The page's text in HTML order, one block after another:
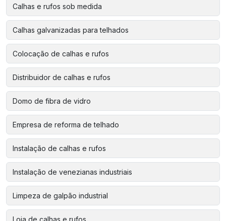
Calhas e rufos sob medida
Calhas galvanizadas para telhados
Colocação de calhas e rufos
Distribuidor de calhas e rufos
Domo de fibra de vidro
Empresa de reforma de telhado
Instalação de calhas e rufos
Instalação de venezianas industriais
Limpeza de galpão industrial